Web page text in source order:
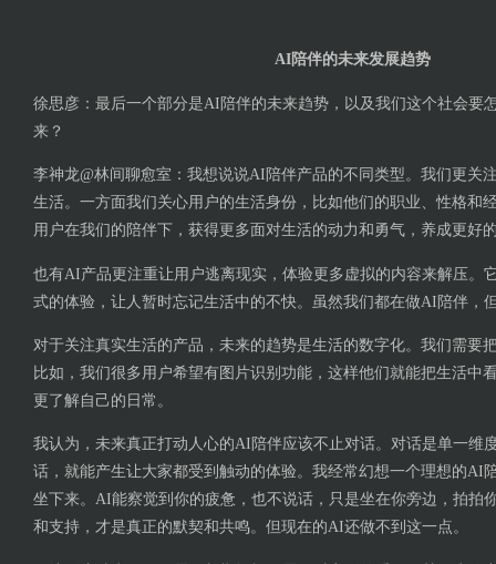
AI陪伴的未来发展趋势
徐思彦：最后一个部分是AI陪伴的未来趋势，以及我们这个社会要
来？
李神龙@林间聊愈室：我想说说AI陪伴产品的不同类型。我们更关
生活。一方面我们关心用户的生活身份，比如他们的职业、性格和
用户在我们的陪伴下，获得更多面对生活的动力和勇气，养成更好
也有AI产品更注重让用户逃离现实，体验更多虚拟的内容来解压。
式的体验，让人暂时忘记生活中的不快。虽然我们都在做AI陪伴，
对于关注真实生活的产品，未来的趋势是生活的数字化。我们需要
比如，我们很多用户希望有图片识别功能，这样他们就能把生活中
更了解自己的日常。
我认为，未来真正打动人心的AI陪伴应该不止对话。对话是单一维
话，就能产生让大家都受到触动的体验。我经常幻想一个理想的AI
坐下来。AI能察觉到你的疲惫，也不说话，只是坐在你旁边，拍拍
和支持，才是真正的默契和共鸣。但现在的AI还做不到这一点。